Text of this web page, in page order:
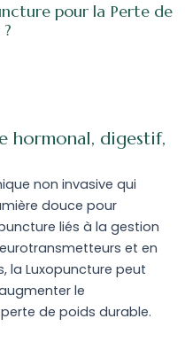
pour la Perte de
hormonal, digestif,
non invasive qui
douce pour
liés à la gestion
et en
la Luxopuncture peut
le
de poids durable.